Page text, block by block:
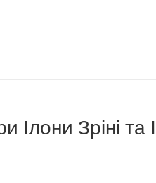
Ілони Зріні та